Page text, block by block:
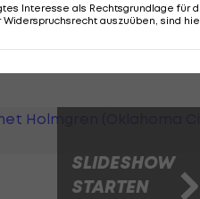
SLIDESHOW
STARTEN
Interesse als Rechtsgrundlage für
auszuüben, sind